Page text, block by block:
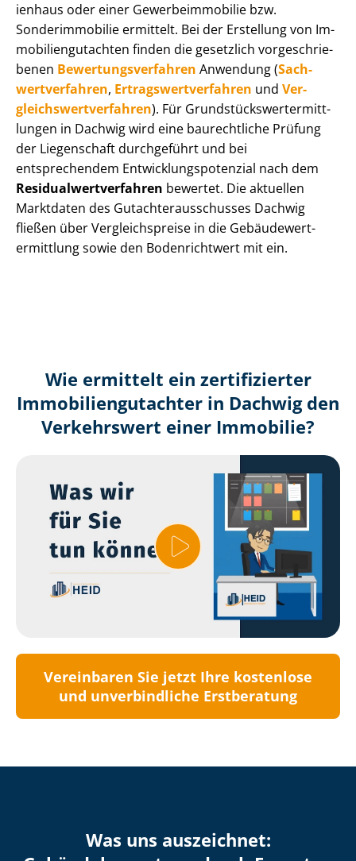
i­en­haus oder einer Ge­wer­be­im­mo­bi­lie bzw.
Sonderimmobilie ermittelt. Bei der Erstellung von Im­
mo­bi­li­en­gut­ach­ten finden die gesetzlich vor­ge­schrie­
be­nen Be­wer­tungs­ver­fah­ren Anwendung (Sach­
wert­ver­fah­ren, Er­trags­wert­ver­fah­ren und Ver­
gleichs­wert­ver­fah­ren). Für Grund­stücks­wert­ermitt­
lun­gen in Dachwig wird eine baurechtliche Prüfung
der Liegenschaft durchgeführt und bei
entsprechendem Ent­wick­lungs­po­ten­zi­al nach dem
Re­si­du­al­wert­ver­fah­ren bewertet. Die aktuellen
Marktdaten des Gut­ach­ter­aus­schus­ses Dachwig
fließen über Ver­gleichs­prei­se in die Ge­bäu­de­wert­
ermitt­lung sowie den Bodenrichtwert mit ein.
Wie ermittelt ein zertifizierter
Immobilien­gutachter in Dachwig den
Verkehrswert einer Immobilie?
Vereinbaren Sie jetzt Ihre kostenlose
und unverbindliche Erstberatung
Was uns auszeichnet: